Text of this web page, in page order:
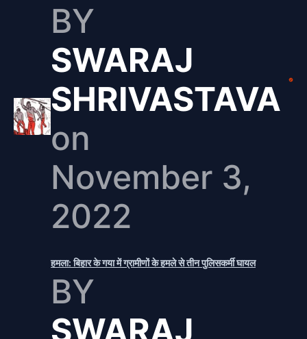
BY
SWARAJ
SHRIVASTAVA
on
November 3,
2022
हमला: बिहार के गया में ग्रामीणों के हमले से तीन पुलिसकर्मी घायल
BY
SWARAJ